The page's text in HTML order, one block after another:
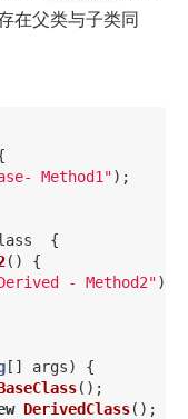
在父类与子类同
Method1");
{
()
{
- Method2");
[] args)
{
();
DerivedClass();